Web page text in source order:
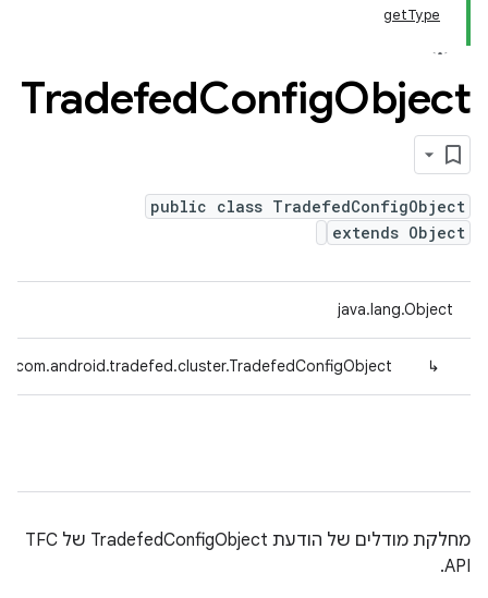
getType
TradefedConfigObject
public class TradefedConfigObject
extends Object
java.lang.Object
↳
com.android.tradefed.cluster.TradefedConfigObject
מחלקת מודלים של הודעת TradefedConfigObject של TFC
API.